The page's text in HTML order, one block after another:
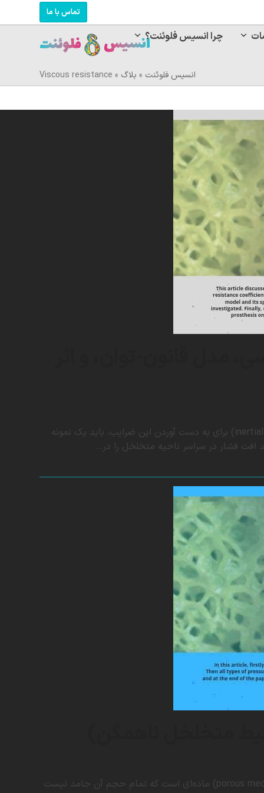
تماس با ما
چرا انسیس فلوئنت؟
انسیس فلوئنت » بلاگ »
Viscous resistance
مدل قانون-توان، و اثر
تخلخل (Porosity) به دست آوردن ضرایب مقاومت ویسکوز (viscous) و اینرسی (inertial) برای به دست آوردن این ضرایب، باید یک نمونه
معرفی تخلخل (Porosity) این یک مقدمه از تخلخل است. محیط متخلخل (porous medium) ماده‌ای است که تمام حجم آن جامد نیست